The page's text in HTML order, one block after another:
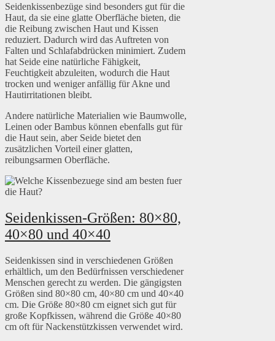
Seidenkissenbezüge sind besonders gut für die
Haut, da sie eine glatte Oberfläche bieten, die
die Reibung zwischen Haut und Kissen
reduziert. Dadurch wird das Auftreten von
Falten und Schlafabdrücken minimiert. Zudem
hat Seide eine natürliche Fähigkeit,
Feuchtigkeit abzuleiten, wodurch die Haut
trocken und weniger anfällig für Akne und
Hautirritationen bleibt.
Andere natürliche Materialien wie Baumwolle,
Leinen oder Bambus können ebenfalls gut für
die Haut sein, aber Seide bietet den
zusätzlichen Vorteil einer glatten,
reibungsarmen Oberfläche.
Seidenkissen-Größen: 80×80,
40×80 und 40×40
Seidenkissen sind in verschiedenen Größen
erhältlich, um den Bedürfnissen verschiedener
Menschen gerecht zu werden. Die gängigsten
Größen sind 80×80 cm, 40×80 cm und 40×40
cm. Die Größe 80×80 cm eignet sich gut für
große Kopfkissen, während die Größe 40×80
cm oft für Nackenstützkissen verwendet wird.